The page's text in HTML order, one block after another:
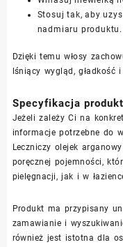
Stosuj tak, aby
nadmiaru produktu.
Dzięki temu włosy
lśniący wygląd, gładkość
Specyfikacja
Jeżeli zależy Ci na
informacje potrzebne do
Leczniczy olejek
poręcznej pojemności,
pielęgnacji, jak i w
Produkt ma przypisany
zamawianie i
również jest istotna dla